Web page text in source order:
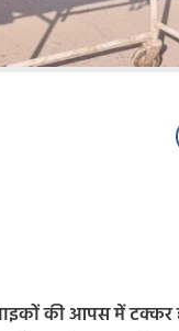
बाइकों की आपस में